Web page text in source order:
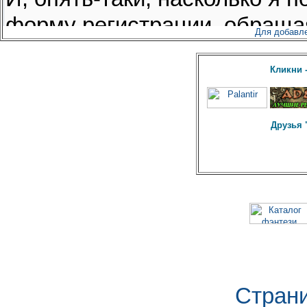
персонажей"и появился"F.A.Q.
или Куда я попал и что теперь"
12 Dec 2009.
Для
Кликни
Друзья